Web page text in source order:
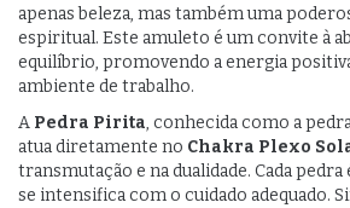
apenas beleza, mas também uma
espiritual. Este amuleto é um convite à
equilíbrio, promovendo a energia
ambiente de trabalho.
A Pedra Pirita, conhecida como a
atua diretamente no Chakra Plexo
transmutação e na dualidade. Cada pedra
se intensifica com o cuidado adequado.